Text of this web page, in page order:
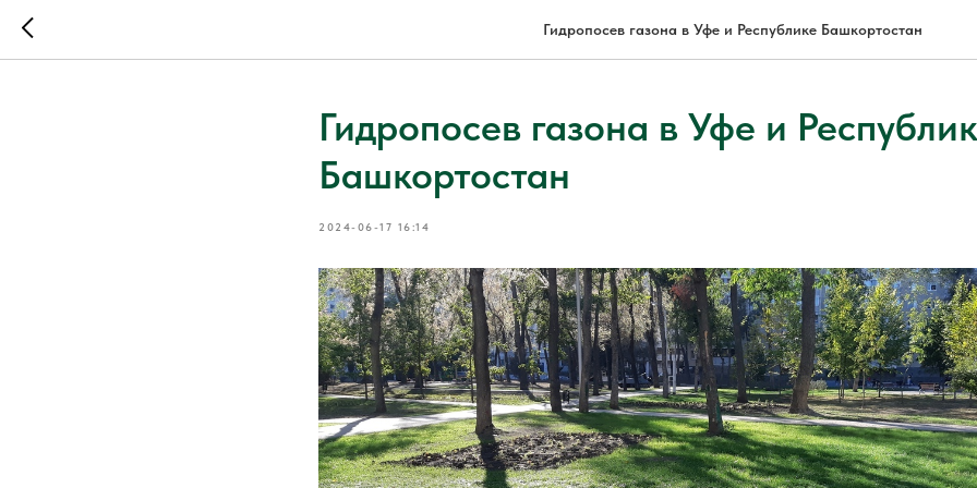
Гидропосев газона в Уфе и Республике Башкортостан
Гидропосев газона в Уфе и
Башкортостан
2024-06-17 16:14